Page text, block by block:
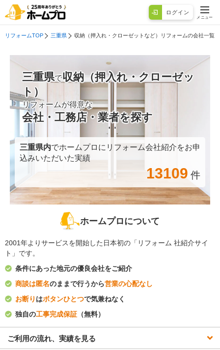
ログイン
メニュー
リフォームTOP 三重県 収納（押入れ・クローゼットなど）リフォームの会社一覧
三重県で収納（押入れ・クローゼッ
ト）
リフォームが得意な
会社・工務店・業者を探す
三重県内でホームプロにリフォーム会社紹介をお申
込みいただいた実績
13109 件
ホームプロについて
2001年よりサービスを開始した日本初の「リフォーム 社紹介サイ
ト」です。
条件にあった地元の優良会社をご紹介
商談は匿名のままで行うから営業の心配なし
お断り はボタンひとつで気兼ねなく
独自の工事完成保証 （無料）
ご利用の流れ、実績を見る